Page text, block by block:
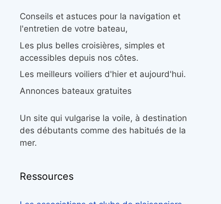
Conseils et astuces pour la navigation et
l'entretien de votre bateau,
Les plus belles croisières, simples et
accessibles depuis nos côtes.
Les meilleurs voiliers d'hier et aujourd'hui.
Annonces bateaux gratuites
Un site qui vulgarise la voile, à destination
des débutants comme des habitués de la
mer.
Ressources